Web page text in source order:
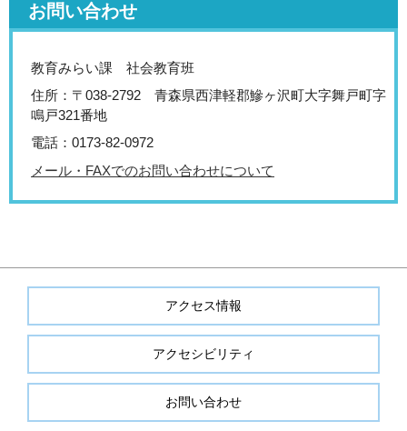
お問い合わせ
教育みらい課 社会教育班
住所：〒038-2792 青森県西津軽郡鰺ヶ沢町大字舞戸町字
鳴戸321番地
電話：0173-82-0972
メール・FAXでのお問い合わせについて
アクセス情報
アクセシビリティ
お問い合わせ